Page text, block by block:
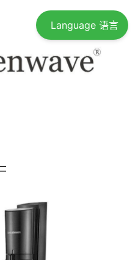
Language 语言